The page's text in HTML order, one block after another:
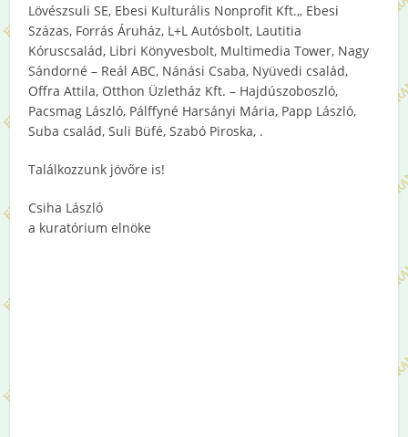
Lövészsuli SE, Ebesi Kulturális Nonprofit Kft.,, Ebesi
Százas, Forrás Áruház, L+L Autósbolt, Lautitia
Kóruscsalád, Libri Könyvesbolt, Multimedia Tower, Nagy
Sándorné – Reál ABC, Nánási Csaba, Nyüvedi család,
Offra Attila, Otthon Üzletház Kft. – Hajdúszoboszló,
Pacsmag László, Pálffyné Harsányi Mária, Papp László,
Suba család, Suli Büfé, Szabó Piroska, .
Találkozzunk jövőre is!
Csiha László
a kuratórium elnöke